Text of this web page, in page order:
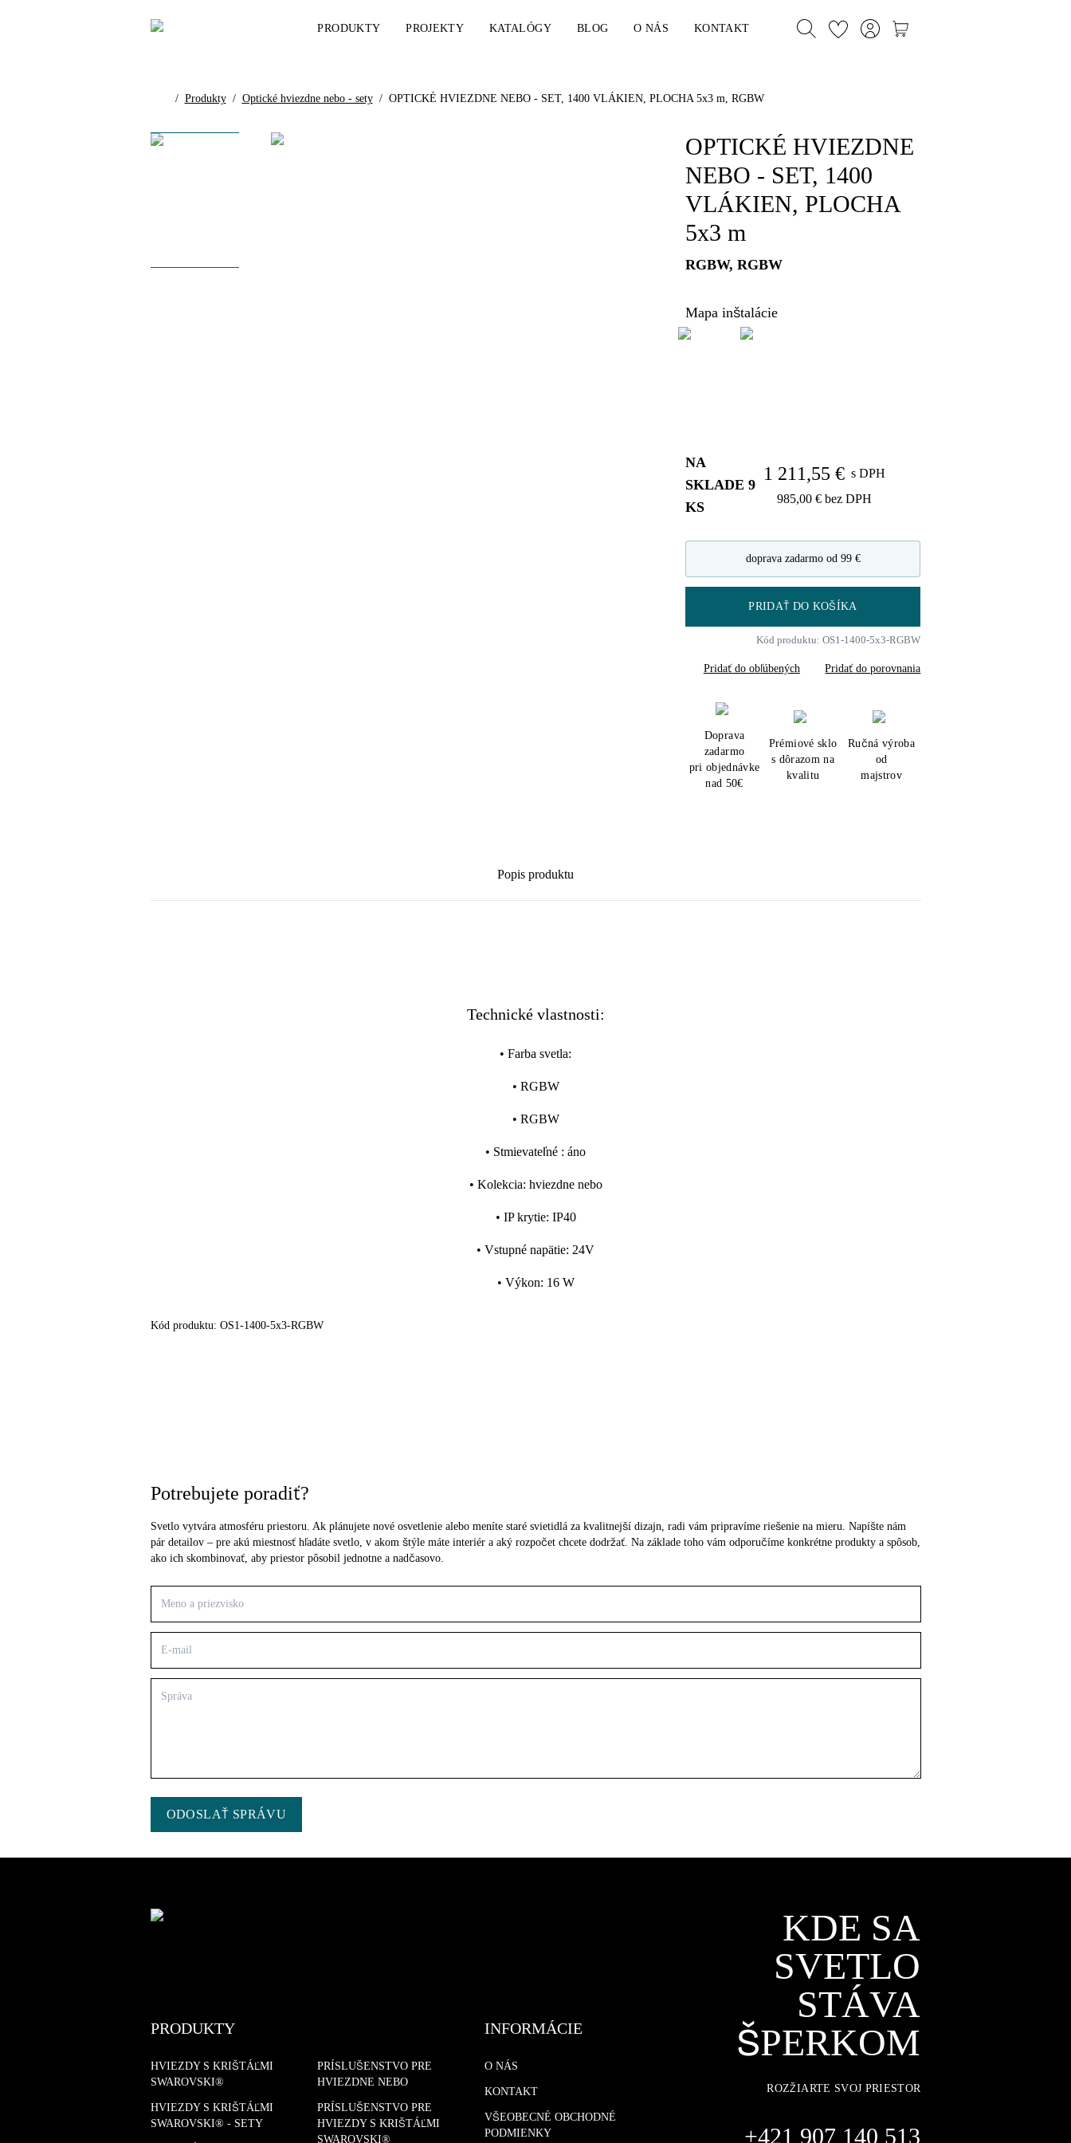
PRODUKTY PROJEKTY KATALÓGY BLOG O NÁS KONTAKT
/ Produkty / Optické hviezdne nebo - sety / OPTICKÉ HVIEZDNE NEBO - SET, 1400 VLÁKIEN, PLOCHA 5x3 m, RGBW
OPTICKÉ HVIEZDNE
NEBO - SET, 1400
VLÁKIEN, PLOCHA
5x3 m
RGBW, RGBW
Mapa inštalácie
NA
SKLADE 9
KS
1 211,55 € s DPH
985,00 € bez DPH
doprava zadarmo od 99 €
PRIDAŤ DO KOŠÍKA
Kód produktu: OS1-1400-5x3-RGBW
Pridať do obľúbených Pridať do porovnania
Doprava
zadarmo
pri objednávke
nad 50€
Prémiové sklo
s dôrazom na
kvalitu
Ručná výroba
od
majstrov
Popis produktu
Technické vlastnosti:
• Farba svetla:
• RGBW
• RGBW
• Stmievateľné : áno
• Kolekcia: hviezdne nebo
• IP krytie: IP40
• Vstupné napätie: 24V
• Výkon: 16 W
Kód produktu: OS1-1400-5x3-RGBW
Potrebujete poradiť?
Svetlo vytvára atmosféru priestoru. Ak plánujete nové osvetlenie alebo meníte staré svietidlá za kvalitnejší dizajn, radi vám pripravíme riešenie na mieru. Napíšte nám
pár detailov – pre akú miestnosť hľadáte svetlo, v akom štýle máte interiér a aký rozpočet chcete dodržať. Na základe toho vám odporučíme konkrétne produkty a spôsob,
ako ich skombinovať, aby priestor pôsobil jednotne a nadčasovo.
ODOSLAŤ SPRÁVU
PRODUKTY
HVIEZDY S KRIŠTÁĽMI
SWAROVSKI®
HVIEZDY S KRIŠTÁĽMI
SWAROVSKI® - SETY
PRÍSLUŠENSTVO PRE
HVIEZDNE NEBO
PRÍSLUŠENSTVO PRE
HVIEZDY S KRIŠTÁĽMI
SWAROVSKI®
INFORMÁCIE
O NÁS
KONTAKT
VŠEOBECNÉ OBCHODNÉ
PODMIENKY
KDE SA
SVETLO
STÁVA
ŠPERKOM
ROZŽIARTE SVOJ PRIESTOR
+421 907 140 513